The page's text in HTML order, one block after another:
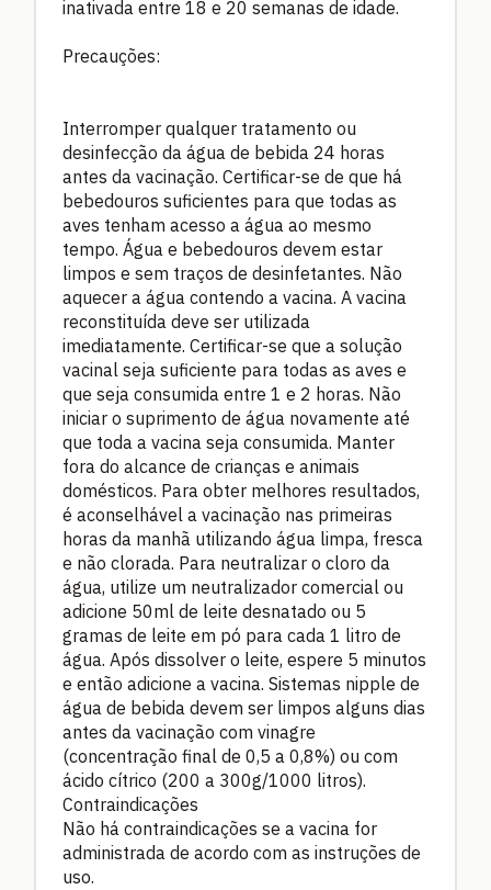
inativada entre 18 e 20 semanas de idade.
Precauções:
Interromper qualquer tratamento ou
desinfecção da água de bebida 24 horas
antes da vacinação. Certificar-se de que há
bebedouros suficientes para que todas as
aves tenham acesso a água ao mesmo
tempo. Água e bebedouros devem estar
limpos e sem traços de desinfetantes. Não
aquecer a água contendo a vacina. A vacina
reconstituída deve ser utilizada
imediatamente. Certificar-se que a solução
vacinal seja suficiente para todas as aves e
que seja consumida entre 1 e 2 horas. Não
iniciar o suprimento de água novamente até
que toda a vacina seja consumida. Manter
fora do alcance de crianças e animais
domésticos. Para obter melhores resultados,
é aconselhável a vacinação nas primeiras
horas da manhã utilizando água limpa, fresca
e não clorada. Para neutralizar o cloro da
água, utilize um neutralizador comercial ou
adicione 50ml de leite desnatado ou 5
gramas de leite em pó para cada 1 litro de
água. Após dissolver o leite, espere 5 minutos
e então adicione a vacina. Sistemas nipple de
água de bebida devem ser limpos alguns dias
antes da vacinação com vinagre
(concentração final de 0,5 a 0,8%) ou com
ácido cítrico (200 a 300g/1000 litros).
Contraindicações
Não há contraindicações se a vacina for
administrada de acordo com as instruções de
uso.